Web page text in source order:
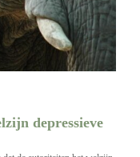
depressieve